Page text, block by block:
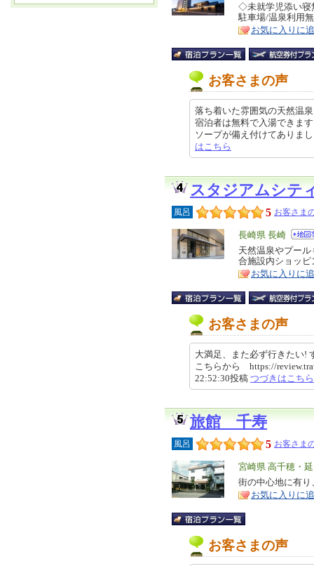
リ
ア
特
徴
◇未就学児添い
駐車場/温泉利用
お気に入りに
お客さまの声
落ち着いた雰囲気の天然温
宿泊者は無料で入湯できま
ソープが備え付けてありま
はこちら
スタジアムシテ
風呂 5 お客さま
エ
リ
ア
長崎県 長崎
特
徴
天然温泉やプー
合施設内ショッ
お気に入りに
お客さまの声
大満足、また必ず行きたい!
こちらから https://
22:52:30投稿 つづきはこちら
旅館 千寿
風呂 5 お客さま
エ
リ
ア
宮崎県 高千穂・
特
徴
街の中心地に有
お気に入りに
お客さまの声